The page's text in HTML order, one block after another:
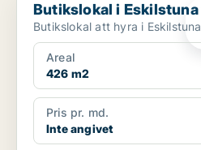
Butikslokal i Eskilstuna
Butikslokal att hyra i Eskilstuna
Areal
426 m2
Pris pr. md.
Inte angivet